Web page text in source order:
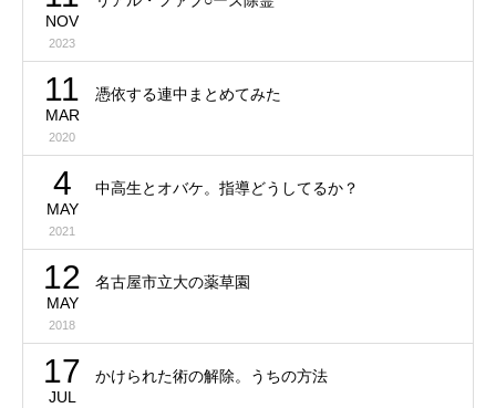
NOV
2023
11
MAR
2020
憑依する連中まとめてみた
4
MAY
2021
中高生とオバケ。指導どうしてるか？
12
MAY
2018
名古屋市立大の薬草園
17
JUL
かけられた術の解除。うちの方法